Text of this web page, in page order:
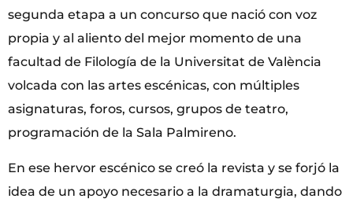
segunda etapa a un concurso que nació con voz
propia y al aliento del mejor momento de una
facultad de Filología de la Universitat de València
volcada con las artes escénicas, con múltiples
asignaturas, foros, cursos, grupos de teatro,
programación de la Sala Palmireno.
En ese hervor escénico se creó la revista y se forjó la
idea de un apoyo necesario a la dramaturgia, dando